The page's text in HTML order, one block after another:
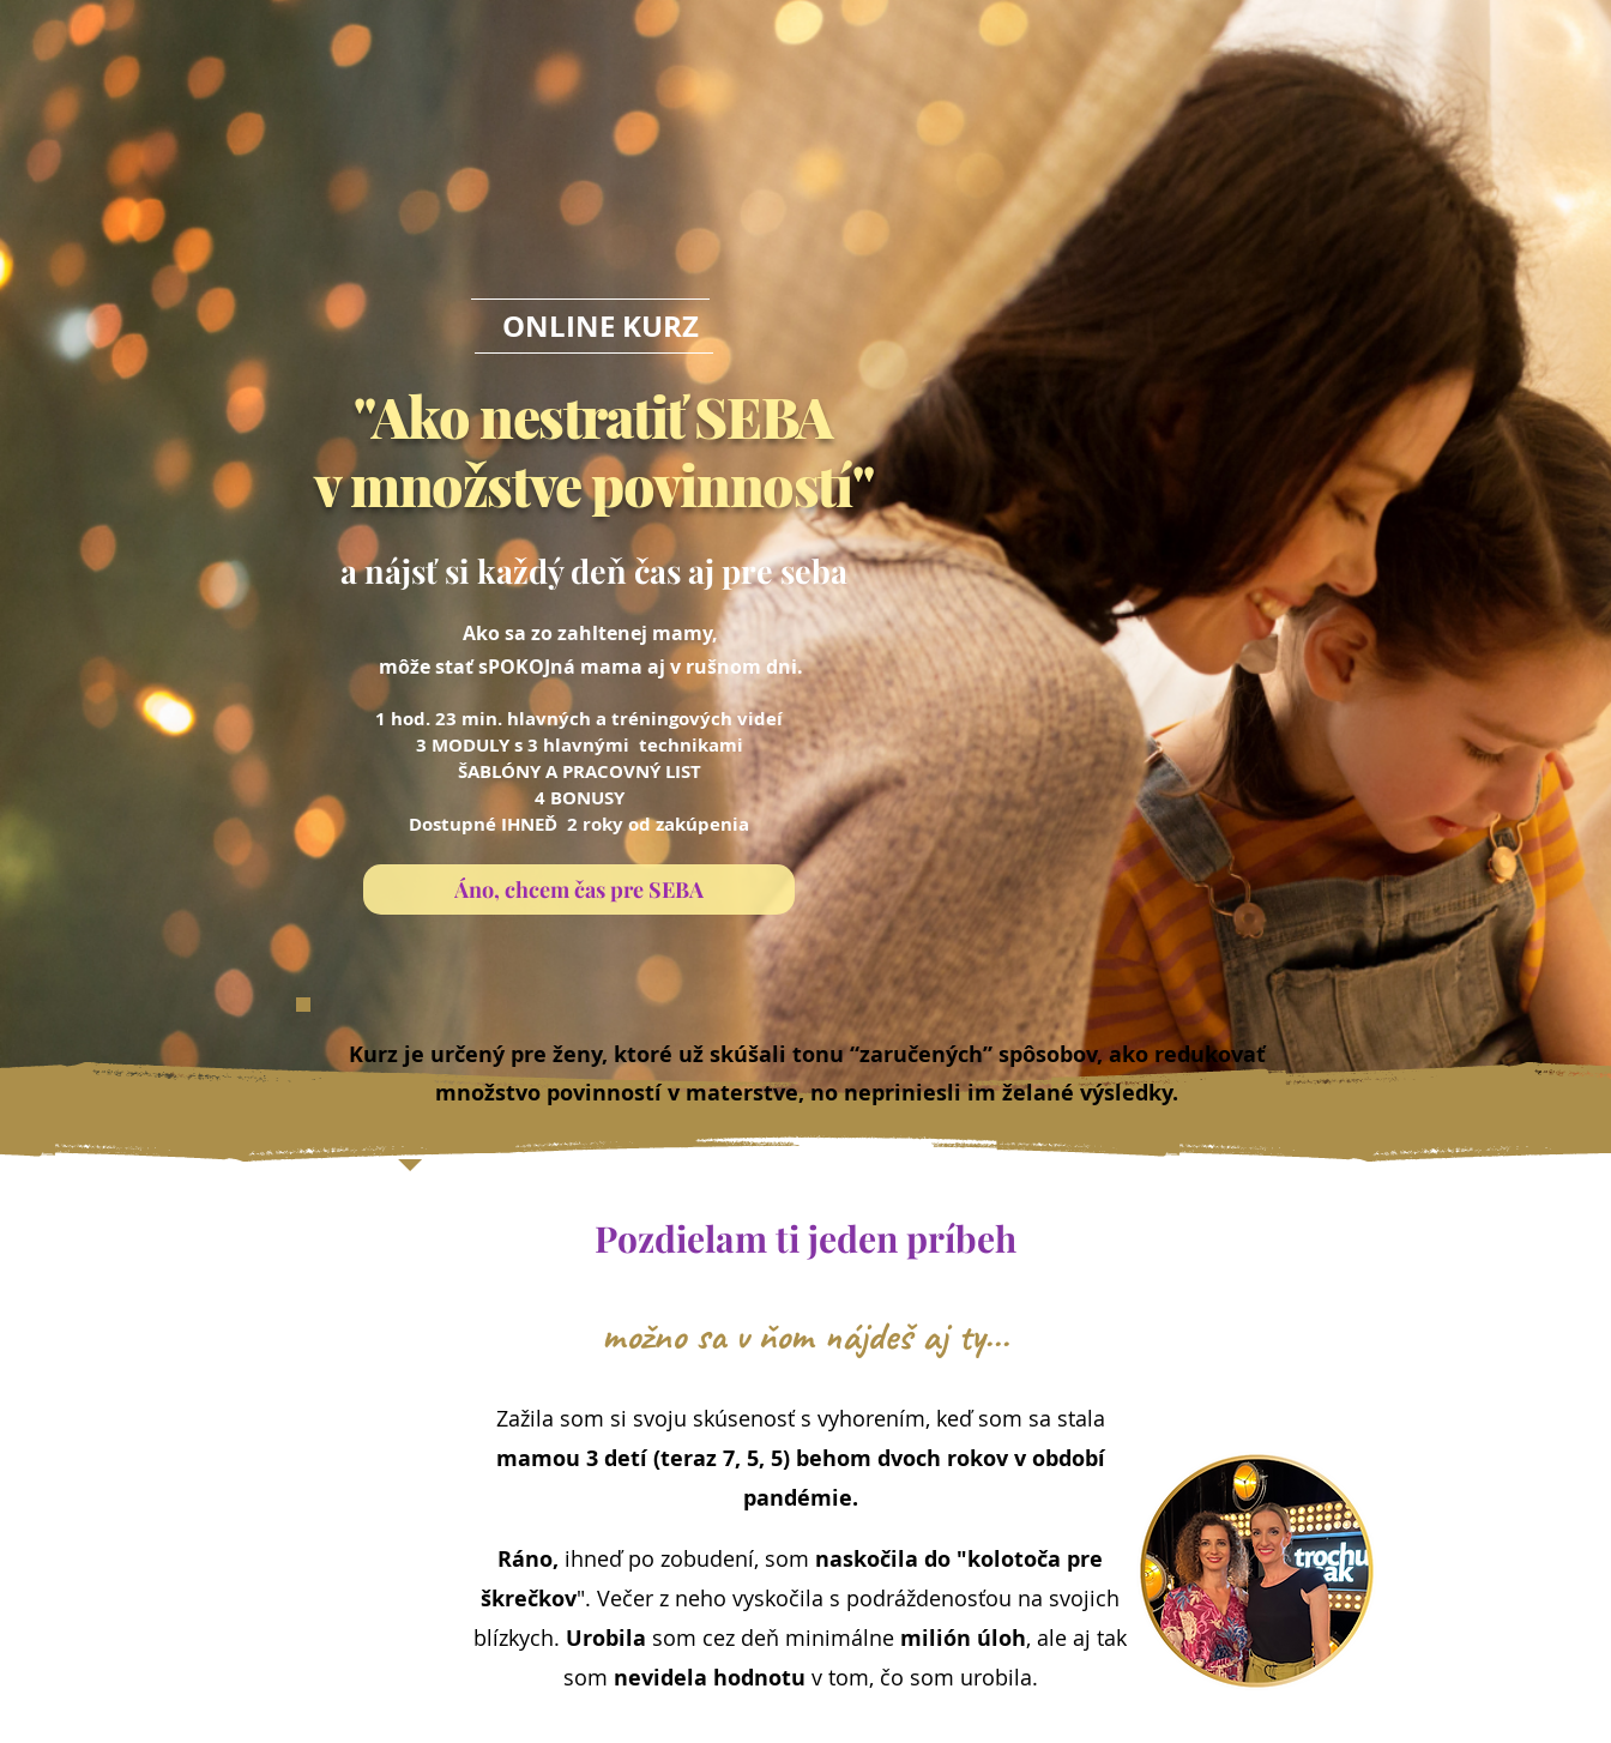
ONLINE KURZ
"Ako nestratiť SEBA
v množstve povinností"
a nájsť si každý deň čas aj pre seba
Ako sa zo zahltenej mamy,
môže stať sPOKOJná mama aj v rušnom dni.
1 hod. 23 min. hlavných a tréningových videí
3 MODULY s 3 hlavnými technikami
ŠABLÓNY A PRACOVNÝ LIST
4 BONUSY
Dostupné IHNEĎ 2 roky od zakúpenia
Áno, chcem čas pre SEBA
Kurz je určený pre ženy, ktoré už skúšali tonu “zaručených” spôsobov, ako redukovať
množstvo povinností v materstve, no nepriniesli im želané výsledky.
Pozdielam ti jeden príbeh
možno sa v ňom nájdeš aj ty...
Zažila som si svoju skúsenosť s vyhorením, keď som sa stala
mamou 3 detí (teraz 7, 5, 5) behom dvoch rokov v období
pandémie.
Ráno, ihneď po zobudení, som naskočila do "kolotoča pre
škrečkov". Večer z neho vyskočila s podráždenosťou na svojich
blízkych. Urobila som cez deň minimálne milión úloh, ale aj tak
som nevidela hodnotu v tom, čo som urobila.